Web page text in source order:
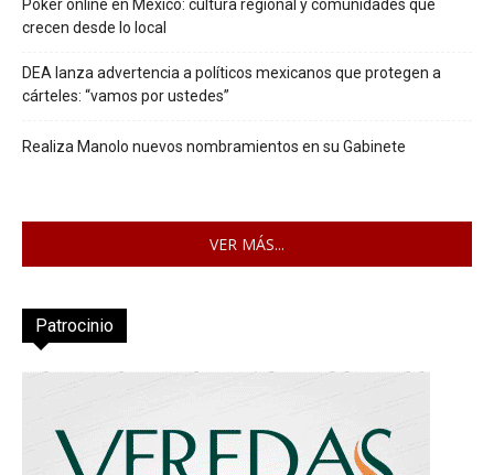
Poker online en México: cultura regional y comunidades que
crecen desde lo local
DEA lanza advertencia a políticos mexicanos que protegen a
cárteles: “vamos por ustedes”
Realiza Manolo nuevos nombramientos en su Gabinete
VER MÁS...
Patrocinio